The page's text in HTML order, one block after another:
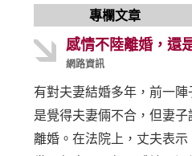
專欄文章
感情不陸離婚，還
網路資訊
有對夫妻結婚多年，前一
是覺得夫妻倆不合，但妻
離婚。在法院上，丈夫表